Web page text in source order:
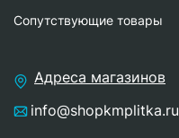
Сопутствующие товары
Адреса магазинов
info@shopkmplitka.ru